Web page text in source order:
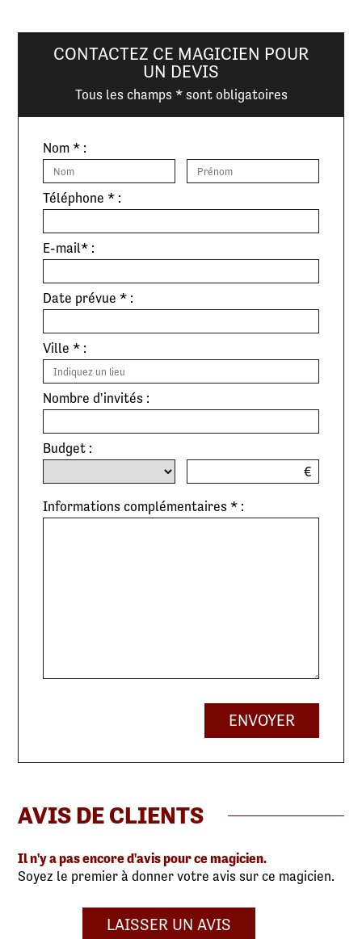
CONTACTEZ CE MAGICIEN POUR
UN DEVIS
Tous les champs * sont obligatoires
Nom * :
Téléphone * :
E-mail* :
Date prévue * :
Ville * :
Nombre d'invités :
Budget :
€
Informations complémentaires * :
ENVOYER
AVIS DE CLIENTS
Il n'y a pas encore d'avis pour ce magicien.
Soyez le premier à donner votre avis sur ce magicien.
LAISSER UN AVIS